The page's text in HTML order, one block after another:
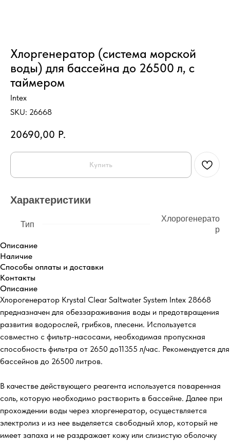
Хлоргенератор (система морской
воды) для бассейна до 26500 л, с
таймером
Intex
SKU: 26668
20690,00 Р.
Купить
Характеристики
Тип
Хлорогенерато
р
Описание
Наличие
Способы оплаты и доставки
Контакты
Описание
Хлорогенератор Krystal Clear Saltwater System Intex 28668
предназначен для обеззараживания воды и предотвращения
развития водорослей, грибков, плесени. Используется
совместно с фильтр-насосами, необходимая пропускная
способность фильтра от 2650 до11355 л/час. Рекомендуется для
бассейнов до 26500 литров.
В качестве действующего реагента используется поваренная
соль, которую необходимо растворить в бассейне. Далее при
прохождении воды через хлоргенератор, осуществляется
электролиз и из нее выделяется свободный хлор, который не
имеет запаха и не раздражает кожу или слизистую оболочку